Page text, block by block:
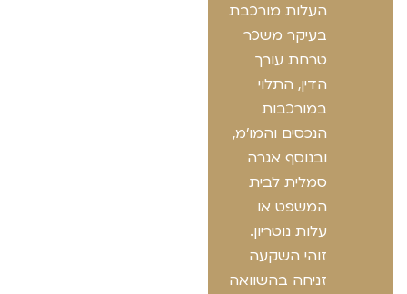
העלות מורכבת
בעיקר משכר
טרחת עורך
הדין, התלוי
במורכבות
הנכסים והמו'מ,
ובנוסף אגרה
סמלית לבית
המשפט או
עלות נוטריון.
זוהי השקעה
זניחה בהשוואה